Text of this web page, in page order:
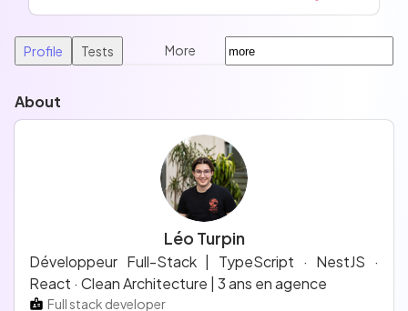
Profile Tests More
About
Léo Turpin
Développeur Full-Stack | TypeScript · NestJS ·
React · Clean Architecture | 3 ans en agence
Full stack developer